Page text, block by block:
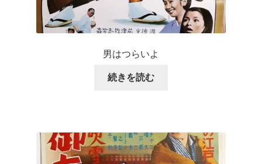
男はつらいよ
続きを読む